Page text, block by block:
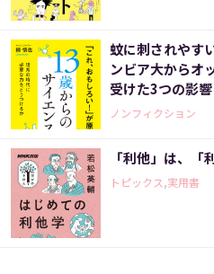
蚊に刺されやす
ンビア大からオ
受けた3つの影
ノンフィクション
「利他」は、「
トピックス,実用書